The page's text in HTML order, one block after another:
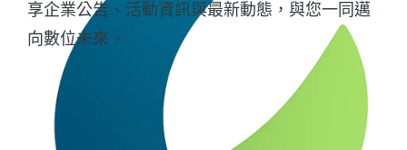
享企業公告、活動資訊與最新動態，與您一同邁
向數位未來。